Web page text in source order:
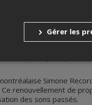
du Canada francophone,
Julie Aubé,
travail se fait dans le
elles se
affinités indie-folk et
aspect pratique,
Simone
renouvellement de
des sons passés.
Gérer les